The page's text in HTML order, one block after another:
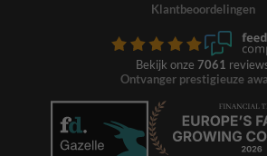
Klantbeoordelingen
Bekijk onze 7061
Ontvanger prestigieuze